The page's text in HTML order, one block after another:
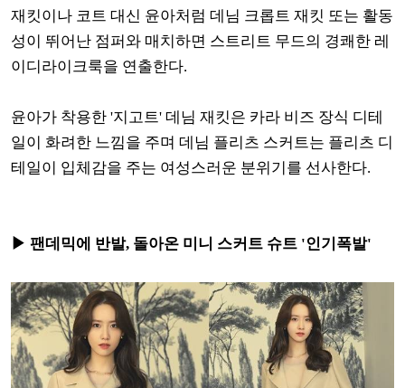
재킷이나 코트 대신 윤아처럼 데님 크롭트 재킷 또는 활동
성이 뛰어난 점퍼와 매치하면 스트리트 무드의 경쾌한 레
이디라이크룩을 연출한다.
윤아가 착용한 '지고트' 데님 재킷은 카라 비즈 장식 디테
일이 화려한 느낌을 주며 데님 플리츠 스커트는 플리츠 디
테일이 입체감을 주는 여성스러운 분위기를 선사한다.
▶ 팬데믹에 반발, 돌아온 미니 스커트 슈트 '인기폭발'